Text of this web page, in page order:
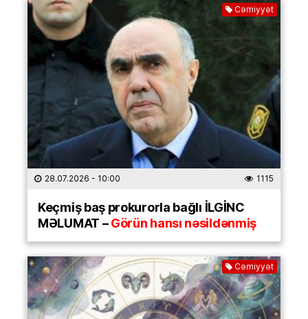
Cəmiyyət
28.07.2026 - 10:00 1115
Keçmiş baş prokurorla bağlı İLGİNC
MƏLUMAT –Görün hansı nəsildənmiş
Cəmiyyət